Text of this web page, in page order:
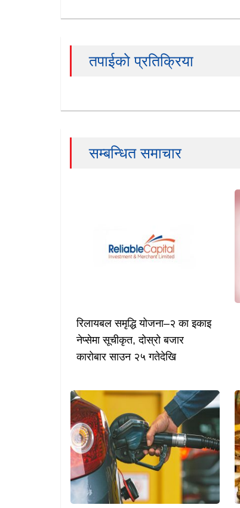
तपाईको प्रतिक्रिया
सम्बन्धित समाचार
रिलायबल समृद्धि योजना–२ का इकाइ
नेप्सेमा सूचीकृत, दोस्रो बजार
कारोबार साउन २५ गतेदेखि